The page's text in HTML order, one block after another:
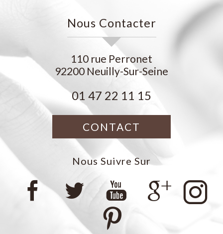
Nous Contacter
110 rue Perronet
92200 Neuilly-Sur-Seine
01 47 22 11 15
CONTACT
Nous Suivre Sur